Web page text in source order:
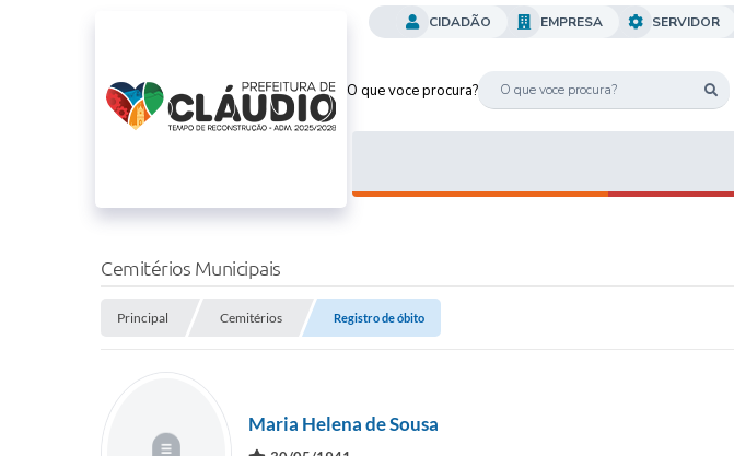
O que voce procura?
CIDADÃO EMPRESA SERVIDOR
Cemitérios Municipais
Principal Cemitérios Registro de óbito
Maria Helena de Sousa